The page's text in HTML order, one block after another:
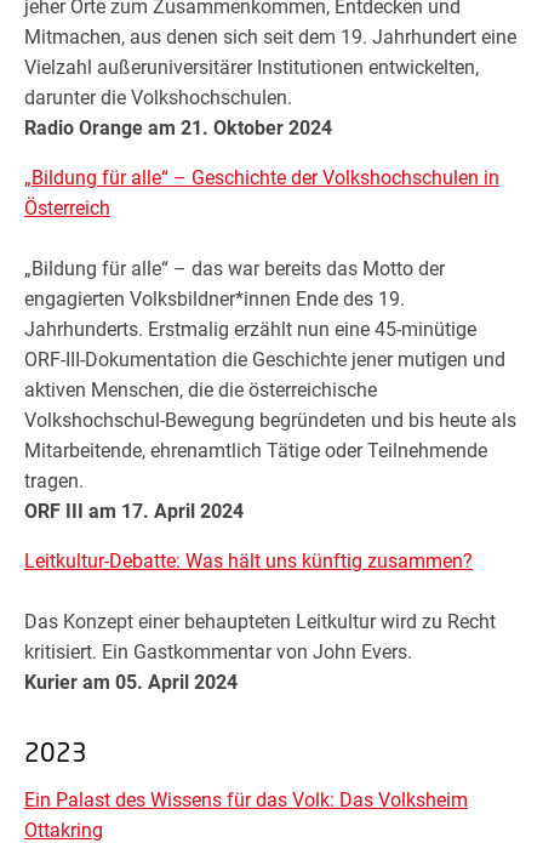
jeher Orte zum Zusammenkommen, Entdecken und
Mitmachen, aus denen sich seit dem 19. Jahrhundert eine
Vielzahl außeruniversitärer Institutionen entwickelten,
darunter die Volkshochschulen.
Radio Orange am 21. Oktober 2024
„Bildung für alle“ – Geschichte der Volkshochschulen in
Österreich
„Bildung für alle“ – das war bereits das Motto der
engagierten Volksbildner*innen Ende des 19.
Jahrhunderts. Erstmalig erzählt nun eine 45-minütige
ORF-III-Dokumentation die Geschichte jener mutigen und
aktiven Menschen, die die österreichische
Volkshochschul-Bewegung begründeten und bis heute als
Mitarbeitende, ehrenamtlich Tätige oder Teilnehmende
tragen.
ORF III am 17. April 2024
Leitkultur-Debatte: Was hält uns künftig zusammen?
Das Konzept einer behaupteten Leitkultur wird zu Recht
kritisiert. Ein Gastkommentar von John Evers.
Kurier am 05. April 2024
2023
Ein Palast des Wissens für das Volk: Das Volksheim
Ottakring